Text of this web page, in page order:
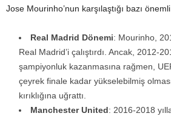
Jose Mourinho’nun karşılaştığı bazı önemli
Real Madrid Dönemi: Mourinho,
Real Madrid’i çalıştırdı. Ancak, 2012-
şampiyonluk kazanmasına rağmen,
çeyrek finale kadar yükselebilmiş
kırıklığına uğrattı.
Manchester United: 2016-2018